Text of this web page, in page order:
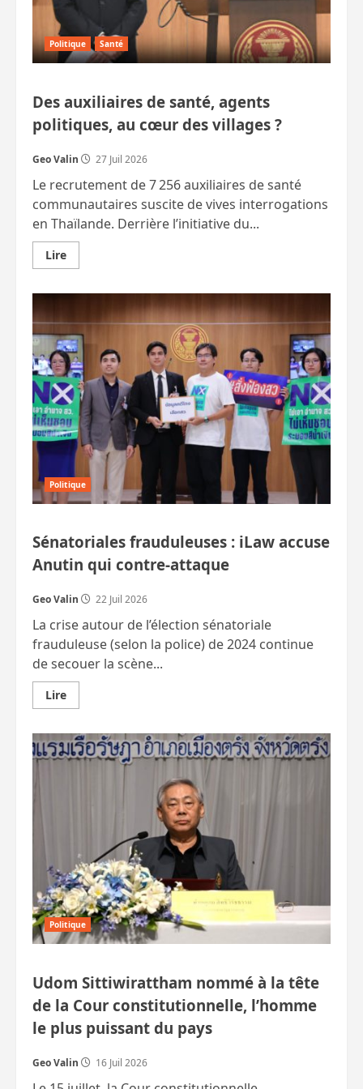
MàJ
Politique Santé
Des auxiliaires de santé, agents
politiques, au cœur des villages ?
Geo Valin 27 Juil 2026
Le recrutement de 7 256 auxiliaires de santé
communautaires suscite de vives interrogations
en Thaïlande. Derrière l’initiative du...
LireEn
savoir
auxiliaires
de
santé,
agents
politiques,
au
cœur
des
villages
?
Politique
Sénatoriales frauduleuses : iLaw accuse
Anutin qui contre‑attaque
Geo Valin 22 Juil 2026
La crise autour de l’élection sénatoriale
frauduleuse (selon la police) de 2024 continue
de secouer la scène...
LireEn
savoir
Sénatoriales
frauduleuses
:
Politique
Udom Sittiwirattham nommé à la tête
de la Cour constitutionnelle, l’homme
le plus puissant du pays
Geo Valin 16 Juil 2026